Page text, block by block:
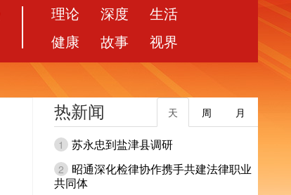
理论 深度
生活
健康
故事 视界
热新闻 月
周
天
1 苏永忠到盐津县调研
2
昭通深化检律协作携手共建法律职业
共同体